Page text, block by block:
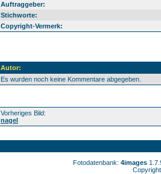
Auftraggeber:
Stichworte:
Copyright-Vermerk:
Autor:
Es wurden noch keine Kommentare abgegeben.
Vorheriges Bild:
nagel
Fotodatenbank: 4images